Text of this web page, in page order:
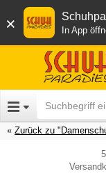
× In App
Zurück zu